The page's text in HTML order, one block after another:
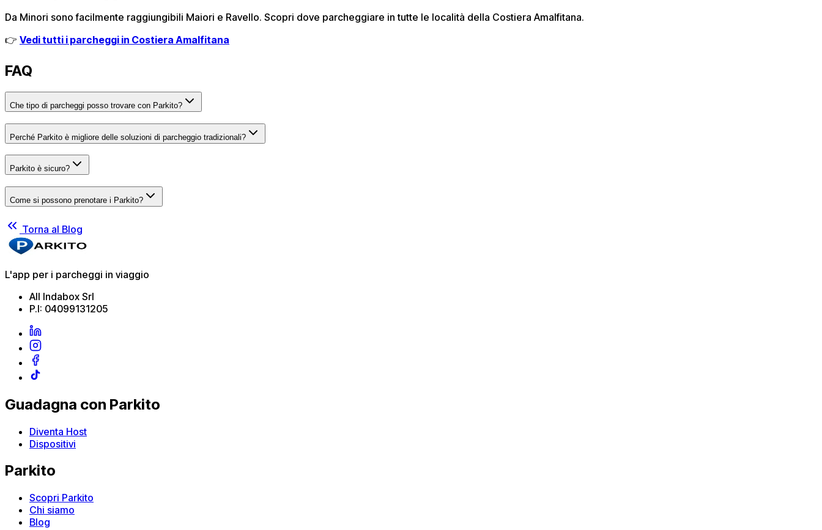
Da Minori sono facilmente raggiungibili Maiori e Ravello. Scopri dove parcheggiare in tutte le località della Costiera Amalfitana.
👉 Vedi tutti i parcheggi in Costiera Amalfitana
FAQ
Che tipo di parcheggi posso trovare con Parkito?
Perché Parkito è migliore delle soluzioni di parcheggio tradizionali?
Parkito è sicuro?
Come si possono prenotare i Parkito?
Torna al Blog
L'app per i parcheggi in viaggio
All Indabox Srl
P.I: 04099131205
Guadagna con Parkito
Diventa Host
Dispositivi
Parkito
Scopri Parkito
Chi siamo
Blog